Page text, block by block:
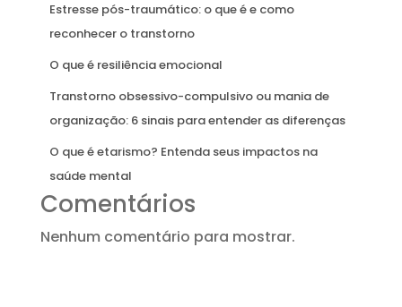
Estresse pós-traumático: o que é e como
reconhecer o transtorno
O que é resiliência emocional
Transtorno obsessivo-compulsivo ou mania de
organização: 6 sinais para entender as diferenças
O que é etarismo? Entenda seus impactos na
saúde mental
Comentários
Nenhum comentário para mostrar.